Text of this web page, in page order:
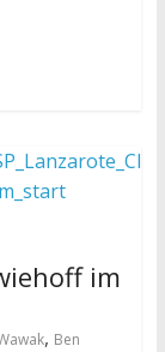
im
, Ben